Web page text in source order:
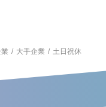
大手企業
土日祝休